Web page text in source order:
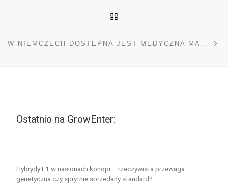
Ostatnio na GrowEnter:
Hybrydy F1 w nasionach konopi – rzeczywista przewaga
genetyczna czy sprytnie sprzedany standard?